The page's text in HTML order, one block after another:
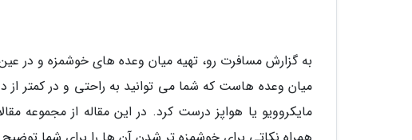
به گزارش مسافرت رو، تهیه میان وعده های خوشمزه و در
میان وعده هاست که شما می توانید به راحتی و در کمتر از
مایکروویو یا هواپز درست کرد. در این مقاله از مجموعه